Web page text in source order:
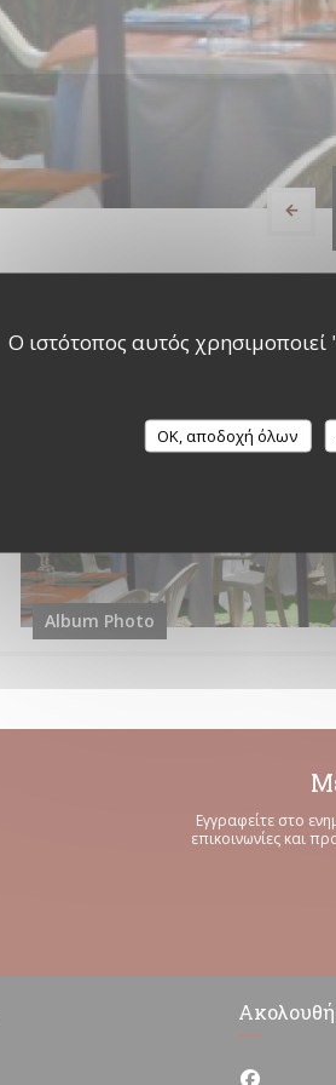
Ο ιστότοπος αυτός χρησιμοποιεί
OK, αποδοχή όλων
Album Photo
Εγγραφείτε στο
επικοινωνίες και